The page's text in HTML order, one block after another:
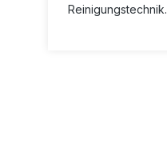
Reinigungstechnik.